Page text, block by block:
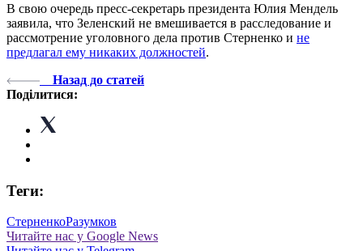
В свою очередь пресс-секретарь президента Юлия Мендель
заявила, что Зеленский не вмешивается в расследование и
рассмотрение уголовного дела против Стерненко и не
предлагал ему никаких должностей.
Назад до статей
Поділитися:
Теги:
СтерненкоРазумков
Читайте нас у Google News